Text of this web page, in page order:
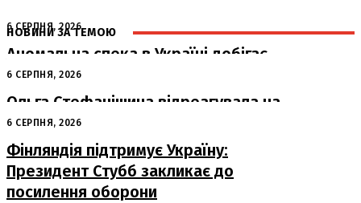
НОВИНИ ЗА ТЕМОЮ
6 СЕРПНЯ, 2026
Аномальна спека в Україні добігає
кінця: очікується похолодання
6 СЕРПНЯ, 2026
Ольга Стефанішина відреагувала на
підозри від НАБУ та САП
6 СЕРПНЯ, 2026
Фінляндія підтримує Україну:
Президент Стубб закликає до
посилення оборони